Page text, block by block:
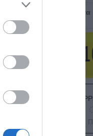
Πρόσφατα
ΕΙΠΕΣ –